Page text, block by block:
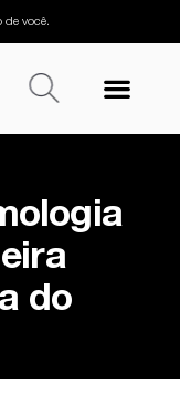
de você.
do